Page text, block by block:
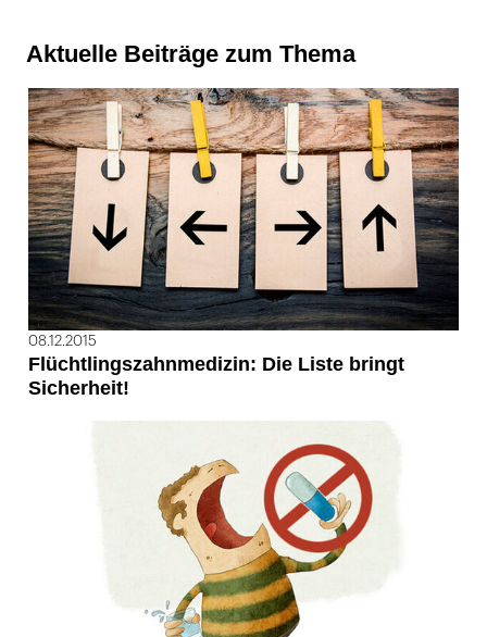
Aktuelle Beiträge zum Thema
08.12.2015
Flüchtlingszahnmedizin: Die Liste bringt
Sicherheit!